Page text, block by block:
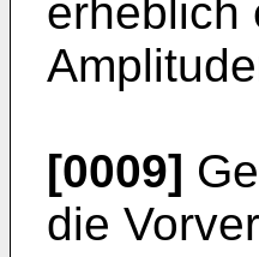
erheblich
[0009]
die